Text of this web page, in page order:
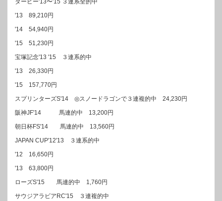
ダービー'13〜'15 ３連系全的中
'13 89,210円
'14 54,940円
'15 51,230円
宝塚記念'13 '15 ３連系的中
'13 26,330円
'15 157,770円
スプリンターズS'14 ◎スノードラゴンで３連複的中 24,230円
阪神JF'14 馬連的中 13,200円
朝日杯FS'14 馬連的中 13,560円
JAPAN CUP'12'13 ３連系的中
'12 16,650円
'13 63,800円
ローズS'15 馬連的中 1,760円
サウジアラビアRC'15 ３連複的中